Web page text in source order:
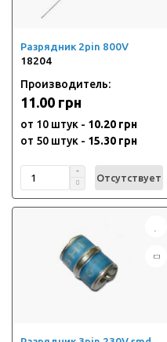
Разрядник 2pin 800V
18204
Производитель:
11.00 грн
от 10 штук - 10.20 грн
от 50 штук - 15.30 грн
Отсутствует